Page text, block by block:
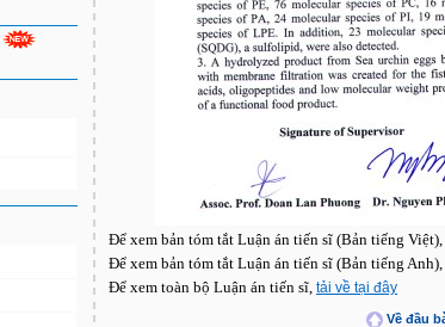
Để xem bản tóm tắt Luận án tiến sĩ (Bản tiếng Việt),
Để xem bản tóm tắt Luận án tiến sĩ (Bản tiếng Anh),
Để xem toàn bộ Luận án tiến sĩ, tải về tại đây
Về đầu